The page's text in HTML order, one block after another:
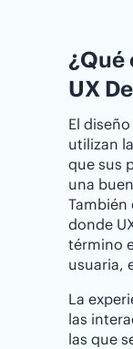
¿Qué
UX
El
utilizan
que sus
una
También
donde
término
usuaria,
La
las
las que